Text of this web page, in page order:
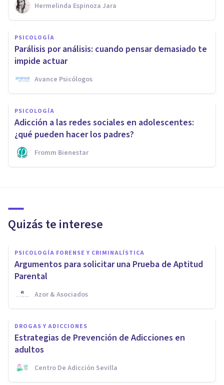
Hermelinda Espinoza Jara
PSICOLOGÍA
Parálisis por análisis: cuando pensar demasiado te
impide actuar
Avance Psicólogos
PSICOLOGÍA
Adicción a las redes sociales en adolescentes:
¿qué pueden hacer los padres?
Fromm Bienestar
Quizás te interese
PSICOLOGÍA FORENSE Y CRIMINALÍSTICA
Argumentos para solicitar una Prueba de Aptitud
Parental
Azor & Asociados
DROGAS Y ADICCIONES
Estrategias de Prevención de Adicciones en
adultos
Centro De Adicción Sevilla